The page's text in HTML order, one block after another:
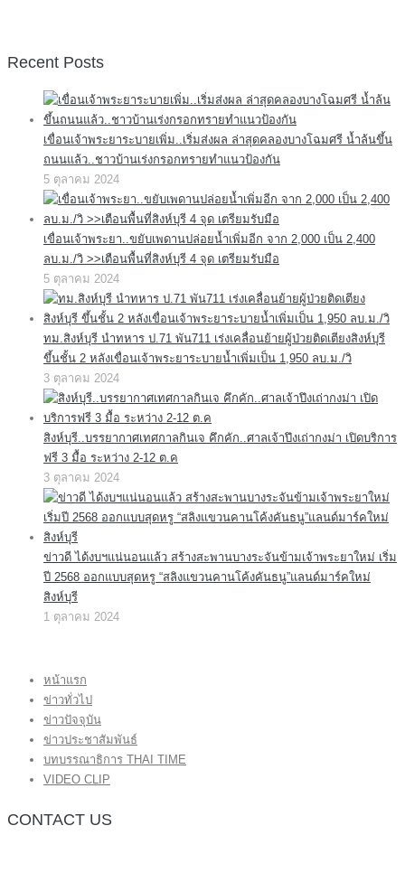
Recent Posts
เขื่อนเจ้าพระยาระบายเพิ่ม..เริ่มส่งผล ล่าสุดคลองบางโฉมศรี น้ำล้นขึ้น
ถนนแล้ว..ชาวบ้านเร่งกรอกทรายทำแนวป้องกัน
5 ตุลาคม 2024
เขื่อนเจ้าพระยา..ขยับเพดานปล่อยน้ำเพิ่มอีก จาก 2,000 เป็น 2,400
ลบ.ม./วิ >>เตือนพื้นที่สิงห์บุรี 4 จุด เตรียมรับมือ
5 ตุลาคม 2024
ทม.สิงห์บุรี นำทหาร ป.71 พัน711 เร่งเคลื่อนย้ายผู้ป่วยติดเตียงสิงห์บุรี
ขึ้นชั้น 2 หลังเขื่อนเจ้าพระยาระบายน้ำเพิ่มเป็น 1,950 ลบ.ม./วิ
3 ตุลาคม 2024
สิงห์บุรี..บรรยากาศเทศกาลกินเจ คึกคัก..ศาลเจ้าปึงเถ่ากงม่า เปิดบริการ
ฟรี 3 มื้อ ระหว่าง 2-12 ต.ค
3 ตุลาคม 2024
ข่าวดี ได้งบฯแน่นอนแล้ว สร้างสะพานบางระจันข้ามเจ้าพระยาใหม่ เริ่ม
ปี 2568 ออกแบบสุดหรู “สลิงแขวนคานโค้งคันธนู”แลนด์มาร์คใหม่
สิงห์บุรี
1 ตุลาคม 2024
หน้าแรก
ข่าวทั่วไป
ข่าวปัจจุบัน
ข่าวประชาสัมพันธ์
บทบรรณาธิการ THAI TIME
VIDEO CLIP
CONTACT US